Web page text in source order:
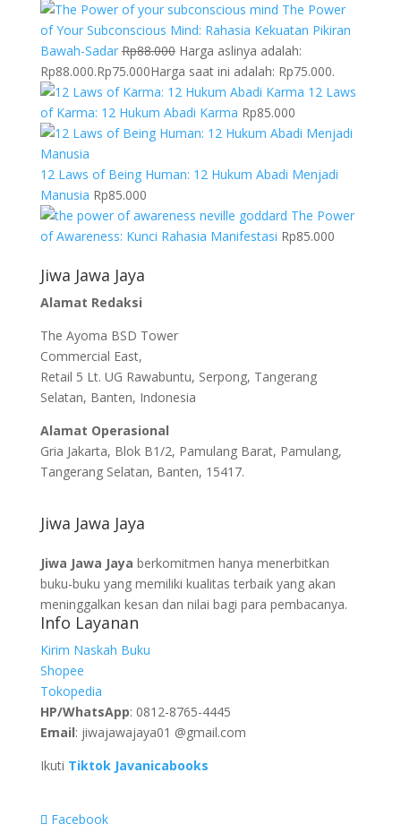
The Power
of Your Subconscious Mind: Rahasia Kekuatan Pikiran
Bawah-Sadar Rp88.000 Harga aslinya adalah:
Rp88.000.Rp75.000Harga saat ini adalah: Rp75.000.
12 Laws
of Karma: 12 Hukum Abadi Karma Rp85.000
12 Laws of Being Human: 12 Hukum Abadi Menjadi
Manusia Rp85.000
The Power
of Awareness: Kunci Rahasia Manifestasi Rp85.000
Jiwa Jawa Jaya
Alamat Redaksi
The Ayoma BSD Tower
Commercial East,
Retail 5 Lt. UG Rawabuntu, Serpong, Tangerang
Selatan, Banten, Indonesia
Alamat Operasional
Gria Jakarta, Blok B1/2, Pamulang Barat, Pamulang,
Tangerang Selatan, Banten, 15417.
Jiwa Jawa Jaya
Jiwa Jawa Jaya berkomitmen hanya menerbitkan
buku-buku yang memiliki kualitas terbaik yang akan
meninggalkan kesan dan nilai bagi para pembacanya.
Info Layanan
Kirim Naskah Buku
Shopee
Tokopedia
HP/WhatsApp: 0812-8765-4445
Email: jiwajawajaya01 @gmail.com
Ikuti Tiktok Javanicabooks
Facebook